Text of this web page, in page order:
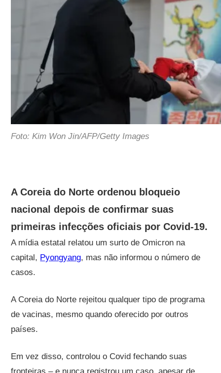
Foto: Kim Won Jin/AFP/Getty Images
A Coreia do Norte ordenou bloqueio
nacional depois de confirmar suas
primeiras infecções oficiais por Covid-19.
A mídia estatal relatou um surto de Omicron na
capital, Pyongyang, mas não informou o número de
casos.
A Coreia do Norte rejeitou qualquer tipo de programa
de vacinas, mesmo quando oferecido por outros
países.
Em vez disso, controlou o Covid fechando suas